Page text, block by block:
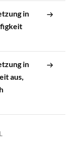
in
in
aus,